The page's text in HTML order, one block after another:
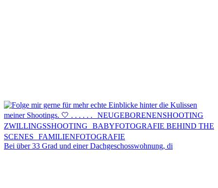
Bei über 33 Grad und einer Dachgeschosswohnung, di